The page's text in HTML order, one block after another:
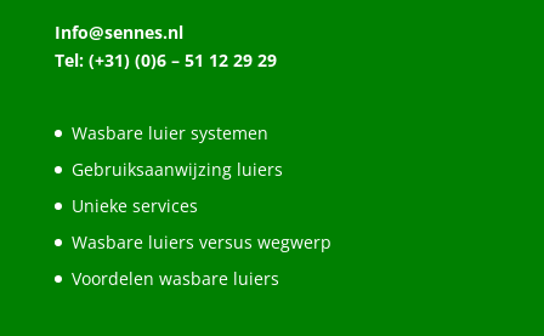
Info@sennes.nl
Tel: (+31) (0)6 – 51 12 29 29
Wasbare luier systemen
Gebruiksaanwijzing luiers
Unieke services
Wasbare luiers versus wegwerp
Voordelen wasbare luiers